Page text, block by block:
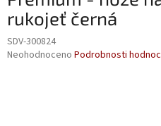
rukojeť černá
SDV-300824
Průměrné
Neohodnoceno Podrobnosti